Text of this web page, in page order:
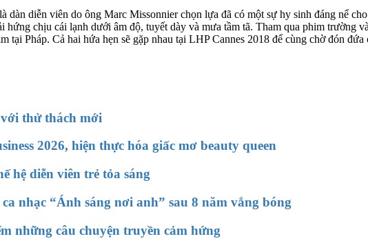
diễn viên do ông Marc Missonnier chọn lựa đã có một sự hy sinh đáng nể
hứng chịu cái lạnh dưới âm độ, tuyết dày và mưa tầm tã. Tham qua phim trường
tại Pháp. Cả hai hứa hẹn sẽ gặp nhau tại LHP Cannes 2018 để cùng chờ đón
thử thách mới
2026, hiện thực hóa giấc mơ beauty queen
hệ diễn viên trẻ tỏa sáng
nhạc “Ánh sáng nơi anh” sau 8 năm vắng bóng
những câu chuyện truyền cảm hứng